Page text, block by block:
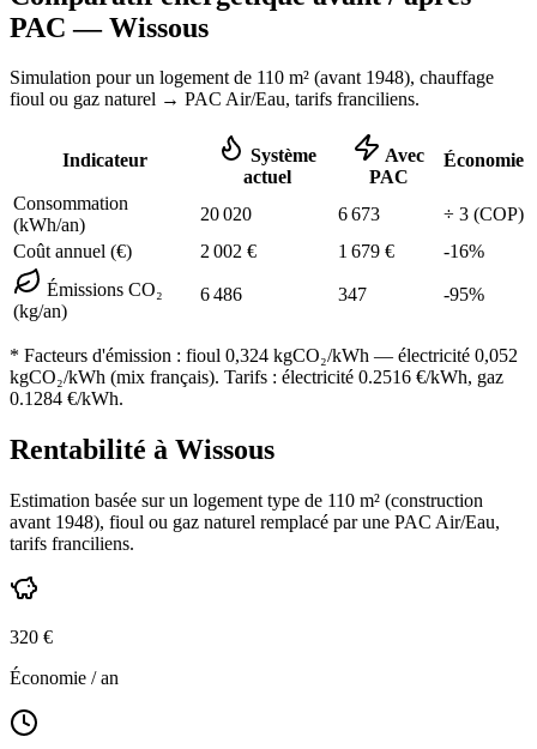
PAC —Wissous
Simulation pour un logement de 110 m² (avant 1948), chauffage
fioul ou gaz naturel → PAC Air/Eau, tarifs franciliens.
Indicateur
Système
actuel
Avec
PAC
Économie
Consommation
(kWh/an)
20 020 6 673 ÷ 3 (COP)
Coût annuel (€)
2 002 € 1 679 € -16%
Émissions CO₂
(kg/an)
6 486 347 -95%
* Facteurs d'émission : fioul 0,324 kgCO₂/kWh — électricité 0,052
kgCO₂/kWh (mix français). Tarifs : électricité 0.2516 €/kWh, gaz
0.1284 €/kWh.
Rentabilité à Wissous
Estimation basée sur un logement type de 110 m² (construction
avant 1948), fioul ou gaz naturel remplacé par une PAC Air/Eau,
tarifs franciliens.
320 €
Économie / an